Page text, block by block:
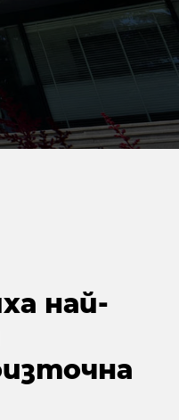
най-